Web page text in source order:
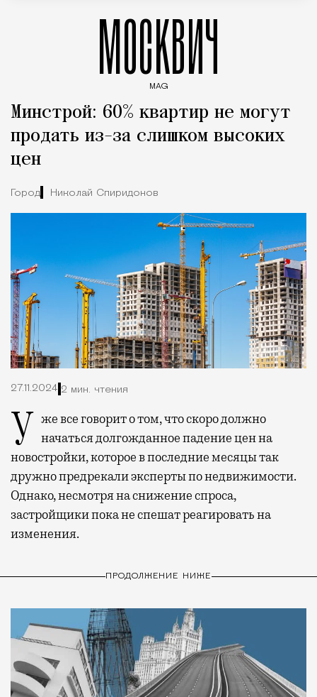
МОСКВИЧ
MAG
Минстрой: 60% квартир не могут
продать из-за слишком высоких
цен
Город Николай Спиридонов
27.11.2024 2 мин. чтения
Уже все говорит о том, что скоро должно
начаться долгожданное падение цен на
новостройки, которое в последние месяцы так
дружно предрекали эксперты по недвижимости.
Однако, несмотря на снижение спроса,
застройщики пока не спешат реагировать на
изменения.
ПРОДОЛЖЕНИЕ НИЖЕ